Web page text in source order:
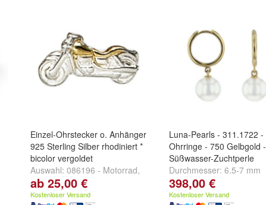
Einzel-Ohrstecker o. Anhänger
925 Sterling Silber rhodiniert *
bicolor vergoldet
Auswahl: 086196 - Motorrad,
087056 - Fußballspieler
087066 - Lastwagen
ab 25,00 €
Kostenloser Versand
Luna-Pearls - 311.1722 -
Ohrringe - 750 Gelbgold -
Süßwasser-Zuchtperle
Durchmesser: 6.5-7 mm
398,00 €
Kostenloser Versand